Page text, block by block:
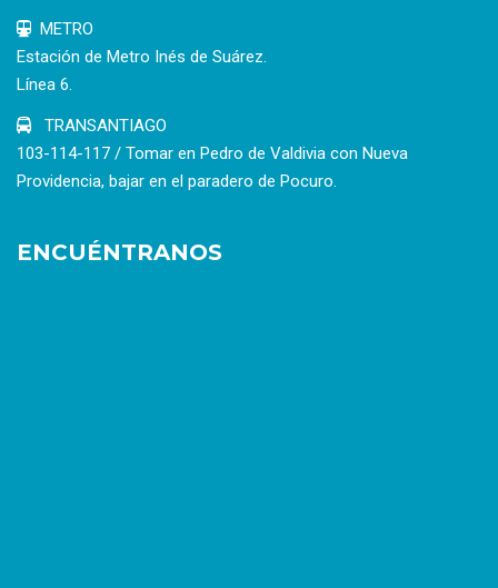
METRO
Estación de Metro Inés de Suárez.
Línea 6.
TRANSANTIAGO
103-114-117 / Tomar en Pedro de Valdivia con Nueva
Providencia, bajar en el paradero de Pocuro.
ENCUÉNTRANOS